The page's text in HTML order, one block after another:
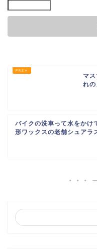
マ
れ
バイクの洗車って水をかけ
形ワックスの老舗シュアラ